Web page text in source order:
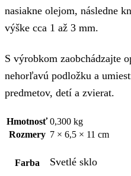
nasiakne olejom, následne
výške cca 1 až 3 mm.
S výrobkom zaobchádzajte
nehorľavú podložku a
predmetov, detí a zvierat.
Hmotnosť 0,300 kg
Rozmery 7 × 6,5 × 11 cm
Farba Svetlé sklo